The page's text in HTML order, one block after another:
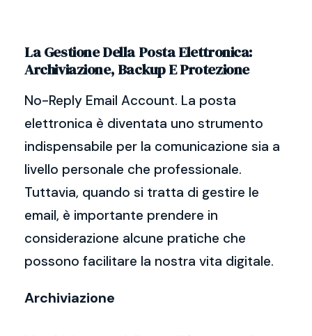
La Gestione Della Posta Elettronica:
Archiviazione, Backup E Protezione
No-Reply Email Account. La posta
elettronica è diventata uno strumento
indispensabile per la comunicazione sia a
livello personale che professionale.
Tuttavia, quando si tratta di gestire le
email, è importante prendere in
considerazione alcune pratiche che
possono facilitare la nostra vita digitale.
Archiviazione